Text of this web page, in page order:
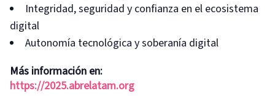
Integridad, seguridad y confianza en el ecosistema
digital
Autonomía tecnológica y soberanía digital
Más información en:
https://2025.abrelatam.org